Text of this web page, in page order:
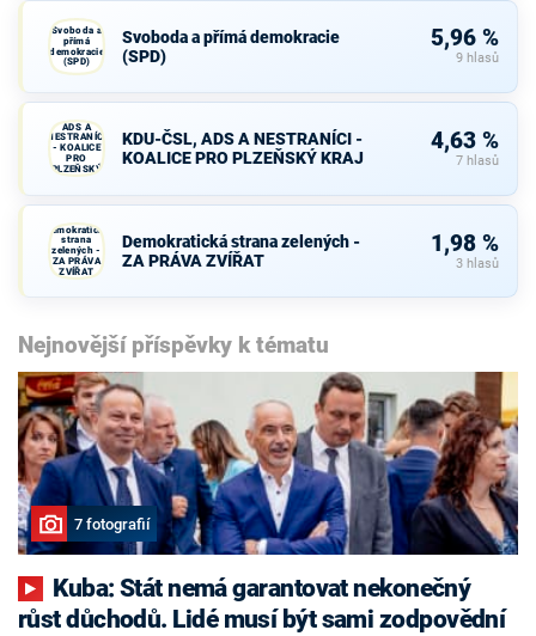
Svoboda a
přímá
demokracie
(SPD)
Svoboda a přímá demokracie
(SPD)
5,96 %
9 hlasů
ADS A
NESTRANÍCI
- KOALICE
PRO
PLZEŇSKÝ
KRAJ
KDU-ČSL, ADS A NESTRANÍCI -
KOALICE PRO PLZEŇSKÝ KRAJ
4,63 %
7 hlasů
Demokratická
strana
zelených -
ZA PRÁVA
ZVÍŘAT
Demokratická strana zelených -
ZA PRÁVA ZVÍŘAT
1,98 %
3 hlasů
Nejnovější příspěvky k tématu
7 fotografií
růst důchodů. Lidé musí být sami zodpovědní